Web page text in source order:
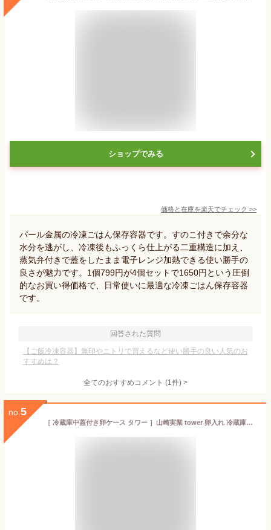
ショップでみる
価格と在庫を楽天でチェック >>
パール金属の冷凍ごはん保存容器です。すのこ付きで余分な
水分を逃がし、冷凍後もふっくら仕上がる二重構造に加え、
蒸気弁付きで蓋をしたまま電子レンジ加熱できる使い勝手の
良さが魅力です。1個799円が4個セットで1650円という圧倒
的なお買い得価格で、日常使いに最適な冷凍ごはん保存容器
です。
回答された質問
【ご飯冷凍容器】無印やニトリで買えるなど使い勝手の良い人気のお
すすめは？
全てのおすすめコメント (1件) >
no. 5
［ 冷蔵庫中蓋付き卵ケース タワー ］山崎実業 tower 卵入れ 冷蔵庫収納 卵ケース 卵トレー 卵収納 玉子ケース 卵入れ たまご収納 卵 玉子 14個 収納ケース キッチン収納 フタ付きトレー 冷蔵庫 卵ケース おしゃれ yamazaki 公式 ブラック ホワイト 1481 1482